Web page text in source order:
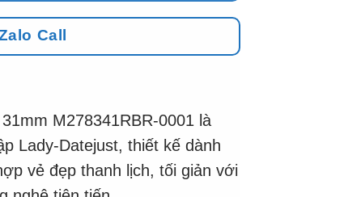
Call
M278341RBR-0001 là
Lady-Datejust, thiết kế dành
vẻ đẹp thanh lịch, tối giản với